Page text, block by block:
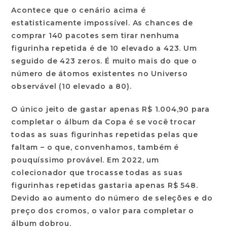
Acontece que o cenário acima é
estatisticamente impossível. As chances de
comprar 140 pacotes sem tirar nenhuma
figurinha repetida é de 10 elevado a 423. Um
seguido de 423 zeros. É muito mais do que o
número de átomos existentes no Universo
observável (10 elevado a 80).
O único jeito de gastar apenas R$ 1.004,90 para
completar o álbum da Copa é se você trocar
todas as suas figurinhas repetidas pelas que
faltam – o que, convenhamos, também é
pouquíssimo provável. Em 2022, um
colecionador que trocasse todas as suas
figurinhas repetidas gastaria apenas R$ 548.
Devido ao aumento do número de seleções e do
preço dos cromos, o valor para completar o
álbum dobrou.